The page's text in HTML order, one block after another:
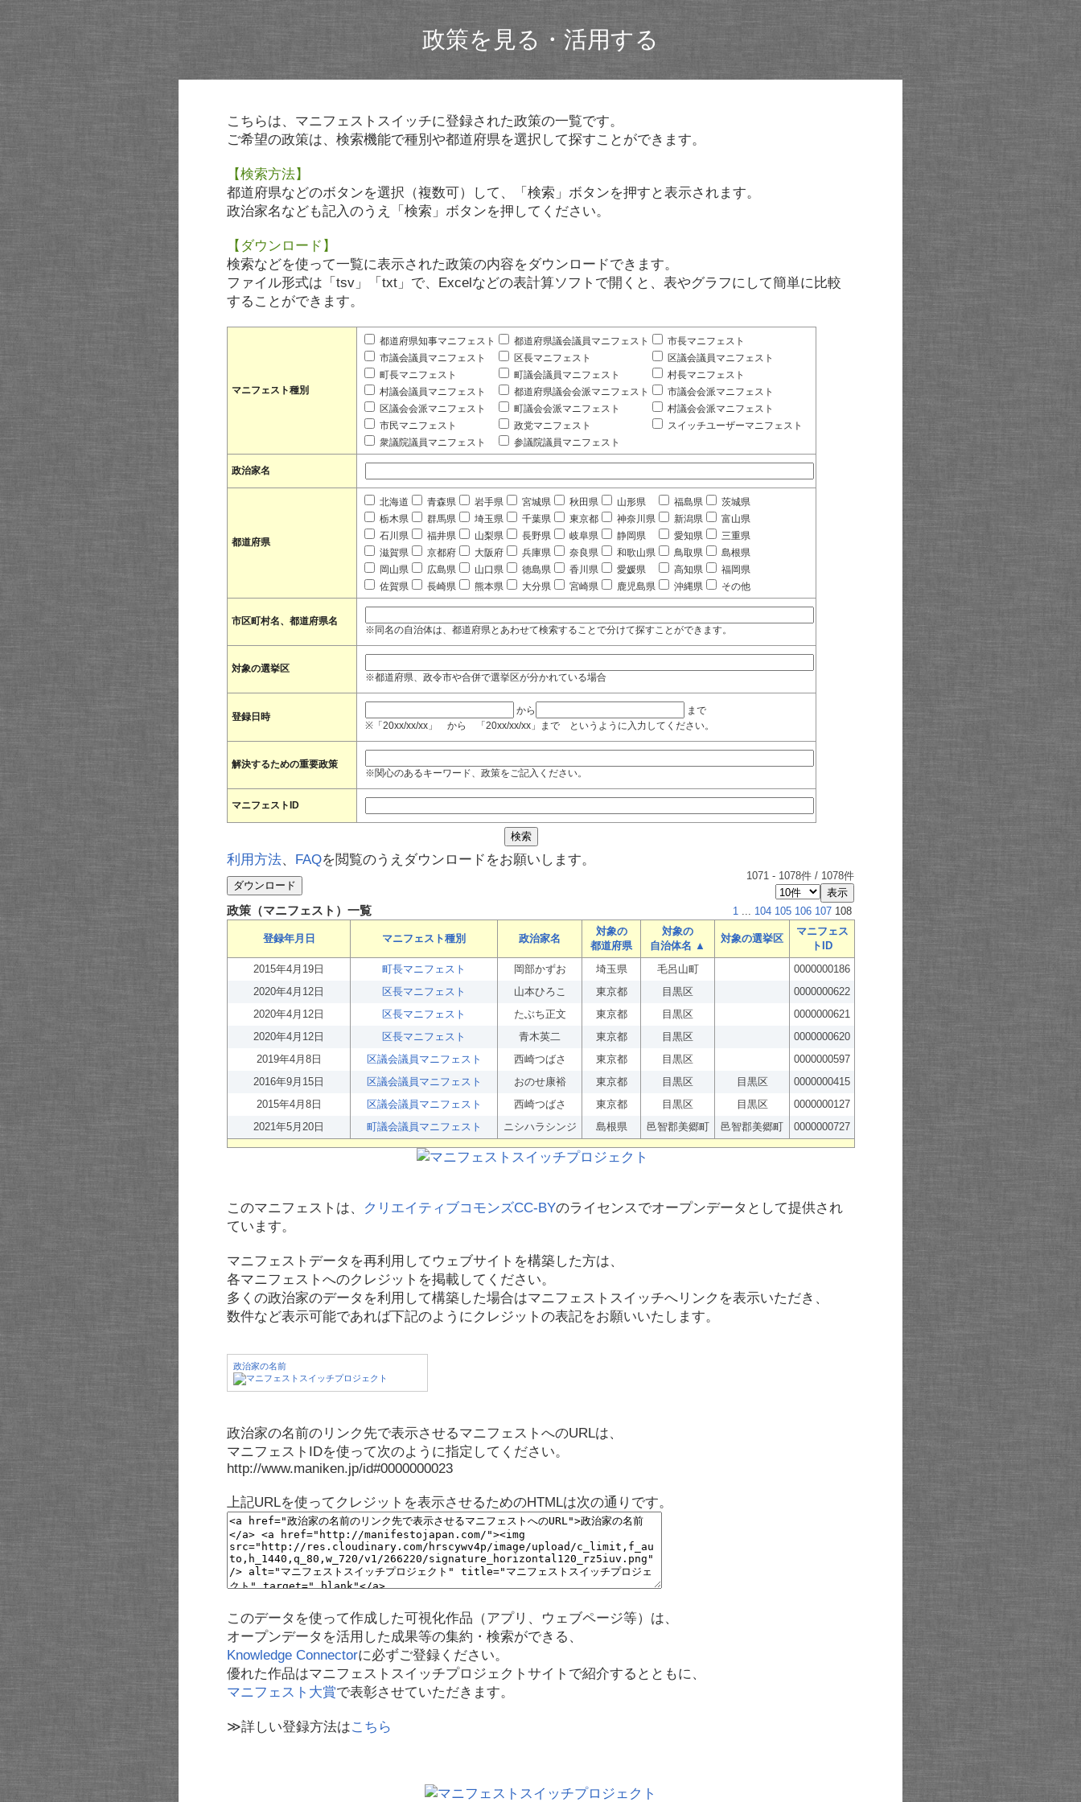
政策を見る・活用する
こちらは、マニフェストスイッチに登録された政策の一覧です。
ご希望の政策は、検索機能で種別や都道府県を選択して探すことができます。
【検索方法】
都道府県などのボタンを選択（複数可）して、「検索」ボタンを押すと表示されます。
政治家名なども記入のうえ「検索」ボタンを押してください。
【ダウンロード】
検索などを使って一覧に表示された政策の内容をダウンロードできます。
ファイル形式は「tsv」「txt」で、Excelなどの表計算ソフトで開くと、表やグラフにして簡単に比較
することができます。
マニフェスト種別
都道府県知事マニフェスト 都道府県議会議員マニフェスト
市長マニフェスト
市議会議員マニフェスト
区長マニフェスト
区議会議員マニフェスト
町長マニフェスト
町議会議員マニフェスト
村長マニフェスト
村議会議員マニフェスト
都道府県議会会派マニフェスト
市議会会派マニフェスト
区議会会派マニフェスト
町議会会派マニフェスト
村議会会派マニフェスト
市民マニフェスト
政党マニフェスト
スイッチユーザーマニフェスト
衆議院議員マニフェスト
参議院議員マニフェスト
政治家名
都道府県
北海道 青森県 岩手県 宮城県 秋田県 山形県 福島県
茨城県
栃木県
群馬県 埼玉県 千葉県 東京都 神奈川県 新潟県
富山県
石川県
福井県 山梨県 長野県 岐阜県 静岡県 愛知県
三重県
滋賀県
京都府 大阪府 兵庫県 奈良県 和歌山県 鳥取県
島根県
岡山県
広島県 山口県 徳島県 香川県 愛媛県 高知県
福岡県
佐賀県
長崎県 熊本県 大分県 宮崎県 鹿児島県 沖縄県 その他
市区町村名、都道府県名
※同名の自治体は、都道府県とあわせて検索することで分けて探すことができます。
対象の選挙区
※都道府県、政令市や合併で選挙区が分かれている場合
登録日時
から
まで
※「20xx/xx/xx」 から 「20xx/xx/xx」まで というように入力してください。
解決するための重要政策
※関心のあるキーワード、政策をご記入ください。
マニフェストID
利用方法、 FAQを閲覧のうえダウンロードをお願いします。
1071 - 1078件 / 1078件
政策（マニフェスト）一覧 1 ... 104 105 106 107 108
登録年月日 マニフェスト種別 政治家名
対象の
都道府県
対象の
自治体名 ▲
対象の選挙区
マニフェス
トID
2015年4月19日
町長マニフェスト 岡部かずお 埼玉県 毛呂山町
0000000186
2020年4月12日
区長マニフェスト 山本ひろこ 東京都 目黒区
0000000622
2020年4月12日
区長マニフェスト たぶち正文 東京都 目黒区
0000000621
2020年4月12日
区長マニフェスト 青木英二 東京都 目黒区
0000000620
2019年4月8日
区議会議員マニフェスト 西崎つばさ 東京都 目黒区
0000000597
2016年9月15日
区議会議員マニフェスト おのせ康裕 東京都 目黒区 目黒区
0000000415
2015年4月8日
区議会議員マニフェスト 西崎つばさ 東京都 目黒区 目黒区
0000000127
2021年5月20日
町議会議員マニフェスト ニシハラシンジ 島根県 邑智郡美郷町 邑智郡美郷町 0000000727
このマニフェストは、 クリエイティブコモンズCC-BYのライセンスでオープンデータとして提供され
ています。
マニフェストデータを再利用してウェブサイトを構築した方は、
各マニフェストへのクレジットを掲載してください。
多くの政治家のデータを利用して構築した場合はマニフェストスイッチへリンクを表示いただき、
数件など表示可能であれば下記のようにクレジットの表記をお願いいたします。
政治家の名前
政治家の名前のリンク先で表示させるマニフェストへのURLは、
マニフェストIDを使って次のように指定してください。
http://www.maniken.jp/id#0000000023
上記URLを使ってクレジットを表示させるためのHTMLは次の通りです。
このデータを使って作成した可視化作品（アプリ、ウェブページ等）は、
オープンデータを活用した成果等の集約・検索ができる、
Knowledge Connectorに必ずご登録ください。
優れた作品はマニフェストスイッチプロジェクトサイトで紹介するとともに、
マニフェスト大賞で表彰させていただきます。
≫詳しい登録方法はこちら